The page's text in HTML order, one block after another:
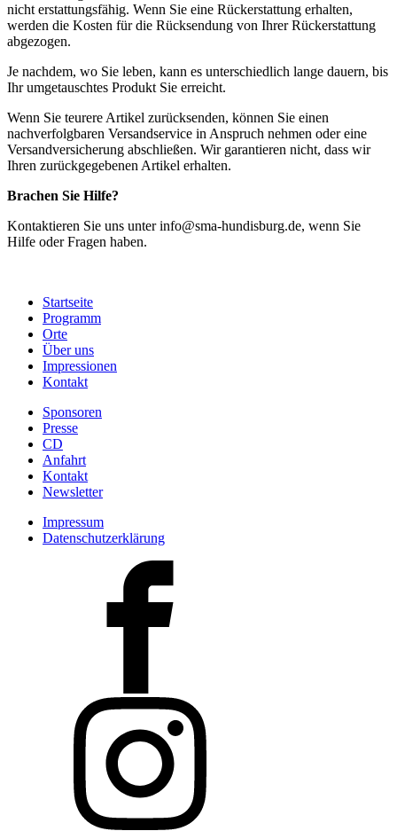
nicht erstattungsfähig. Wenn Sie eine Rückerstattung erhalten,
werden die Kosten für die Rücksendung von Ihrer Rückerstattung
abgezogen.
Je nachdem, wo Sie leben, kann es unterschiedlich lange dauern, bis
Ihr umgetauschtes Produkt Sie erreicht.
Wenn Sie teurere Artikel zurücksenden, können Sie einen
nachverfolgbaren Versandservice in Anspruch nehmen oder eine
Versandversicherung abschließen. Wir garantieren nicht, dass wir
Ihren zurückgegebenen Artikel erhalten.
Brachen Sie Hilfe?
Kontaktieren Sie uns unter info@sma-hundisburg.de, wenn Sie
Hilfe oder Fragen haben.
Startseite
Programm
Orte
Über uns
Impressionen
Kontakt
Sponsoren
Presse
CD
Anfahrt
Kontakt
Newsletter
Impressum
Datenschutzerklärung